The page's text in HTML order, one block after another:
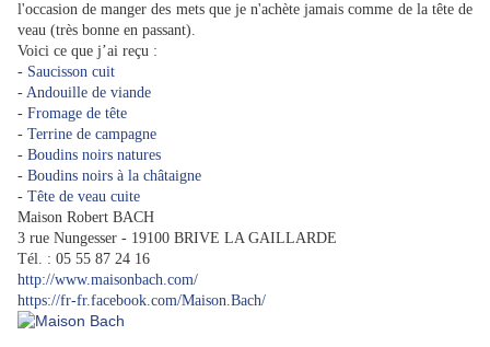
l'occasion de manger des mets que je n'achète jamais comme de la tête de
veau (très bonne en passant).
Voici ce que j’ai reçu :
- Saucisson cuit
- Andouille de viande
- Fromage de tête
- Terrine de campagne
- Boudins noirs natures
- Boudins noirs à la châtaigne
- Tête de veau cuite
Maison Robert BACH
3 rue Nungesser - 19100 BRIVE LA GAILLARDE
Tél. : 05 55 87 24 16
http://www.maisonbach.com/
https://fr-fr.facebook.com/Maison.Bach/